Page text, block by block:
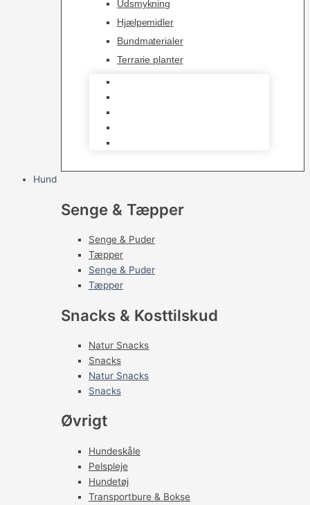
Udsmykning
Hjælpemidler
Bundmaterialer
Terrarie planter
Hund
Senge & Tæpper
Senge & Puder
Tæpper
Senge & Puder
Tæpper
Snacks & Kosttilskud
Natur Snacks
Snacks
Natur Snacks
Snacks
Øvrigt
Hundeskåle
Pelspleje
Hundetøj
Transportbure & Bokse